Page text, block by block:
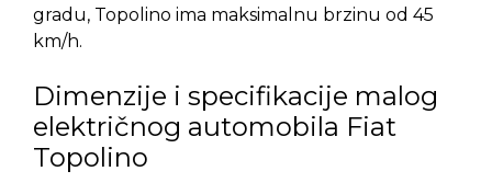
gradu, Topolino ima maksimalnu brzinu od 45
km/h.
Dimenzije i specifikacije malog
električnog automobila Fiat
Topolino